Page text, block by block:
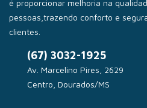
é proporcionar melhoria na
pessoas,trazendo conforto e
clientes.
(67) 3032-1925
Av. Marcelino Pires, 2629
Centro, Dourados/MS